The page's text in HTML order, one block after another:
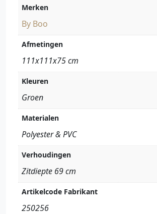
Merken
By Boo
Afmetingen
111x111x75 cm
Kleuren
Groen
Materialen
Polyester & PVC
Verhoudingen
Zitdiepte 69 cm
Artikelcode Fabrikant
250256